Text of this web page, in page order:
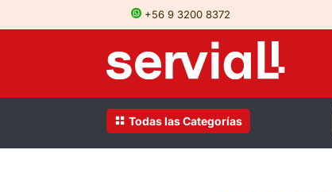
+56 9 3200 8372
Todas las Categorías